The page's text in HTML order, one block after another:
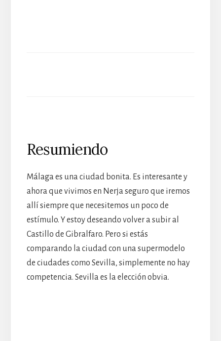
Resumiendo
Málaga es una ciudad bonita. Es interesante y
ahora que vivimos en Nerja seguro que iremos
allí siempre que necesitemos un poco de
estímulo. Y estoy deseando volver a subir al
Castillo de Gibralfaro. Pero si estás
comparando la ciudad con una supermodelo
de ciudades como Sevilla, simplemente no hay
competencia. Sevilla es la elección obvia.